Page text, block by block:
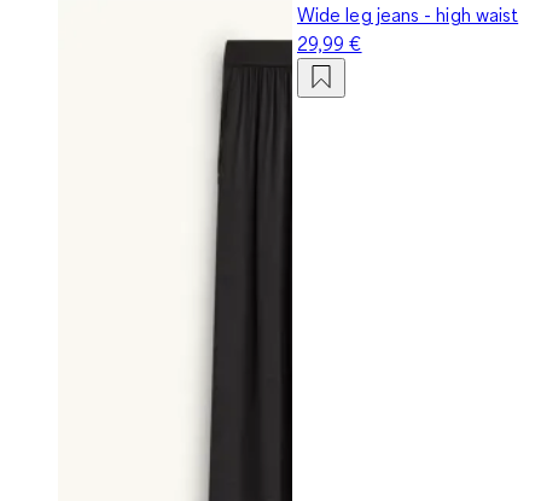
Wide leg jeans - high waist
29,99 €